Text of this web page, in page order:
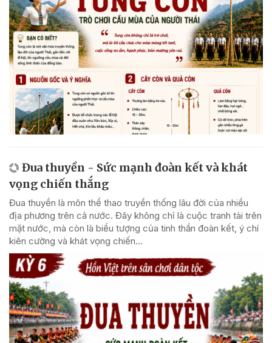
Đua thuyền - Sức mạnh đoàn kết và khát
vọng chiến thắng
Đua thuyền là môn thể thao truyền thống lâu đời của nhiều
địa phương trên cả nước. Đây không chỉ là cuộc tranh tài trên
mặt nước, mà còn là biểu tượng của tinh thần đoàn kết, ý chí
kiên cường và khát vọng chiến...